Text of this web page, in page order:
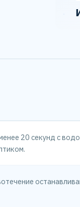
20 секунд с